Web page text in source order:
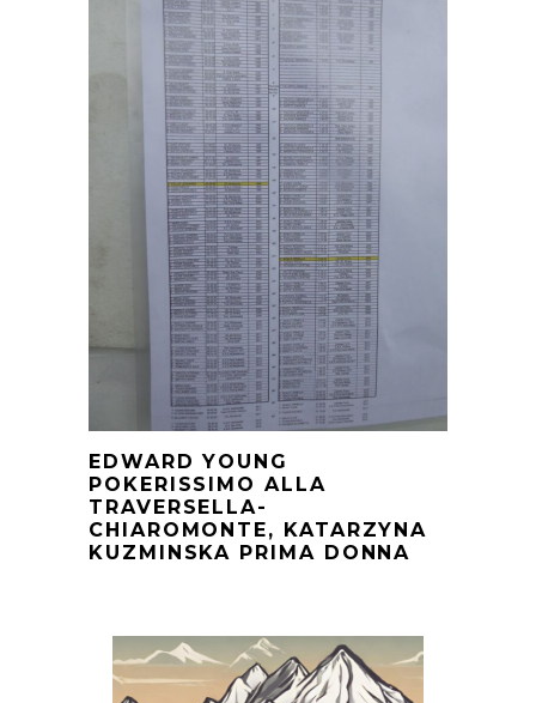
EDWARD YOUNG
POKERISSIMO ALLA
TRAVERSELLA-
CHIAROMONTE, KATARZYNA
KUZMINSKA PRIMA DONNA